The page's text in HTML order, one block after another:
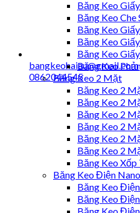
bangkeohaiau@gmail.com
0862044545
Băng Keo
Băng Keo Che
Băng Keo
Băng Keo
Băng Keo
Băng Keo
Băng Keo 2 Mặt
Băng Keo 2
Băng Keo 2
Băng Keo 2
Băng Keo 2
Băng Keo 2
Băng Keo 2
Băng Keo
Băng Keo Điện Nano
Băng Keo
Băng Keo